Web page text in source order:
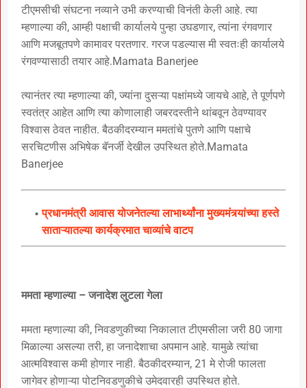
टीएमसीची संघटना नव्याने उभी करण्याची विनंती केली आहे. त्या
म्हणाल्या की, आम्ही पक्षाची कार्यालये पुन्हा उघडणार, त्यांना रंगवणार
आणि मजबूतपणे कामावर परतणार. गरज पडल्यास मी स्वतःही कार्यालये
रंगवण्यासाठी तयार आहे.Mamata Banerjee
त्यानंतर त्या म्हणाल्या की, ज्यांना दुसऱ्या पक्षांमध्ये जायचे आहे, ते पूर्णपणे
स्वतंत्र आहेत आणि त्या कोणालाही जबरदस्तीने थांबवून ठेवण्यावर
विश्वास ठेवत नाहीत. बैठकीदरम्यान ममतांचे पुतणे आणि पक्षाचे
सरचिटणीस अभिषेक बॅनर्जी देखील उपस्थित होते.Mamata
Banerjee
प्रधानमंत्री आवास योजनेतल्या लाभार्थ्यांना मुख्यमंत्र्यांच्या हस्ते
साताऱ्यातल्या कार्यक्रमात चाव्यांचे वाटप
ममता म्हणाल्या – जनादेश लुटला गेला
ममता म्हणाल्या की, निवडणुकीच्या निकालात टीएमसीला जरी 80 जागा
मिळाल्या असल्या तरी, हा जनादेशाचा अपमान आहे. यामुळे त्यांचा
आत्मविश्वास कमी होणार नाही. बैठकीदरम्यान, 21 मे रोजी फालता
जागेवर होणाऱ्या पोटनिवडणुकीचे उमेदवारही उपस्थित होते.